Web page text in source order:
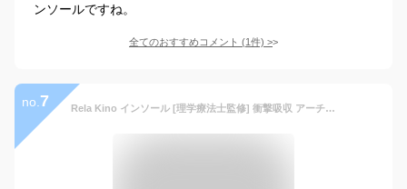
ンソールですね。
全てのおすすめコメント (1件) >
no. 7 Rela Kino インソール [理学療法士監修] 衝撃吸収 アーチサポート 土踏まず 中敷き メンズ レディース (L:27.5-28.5, ハイクオリティ)